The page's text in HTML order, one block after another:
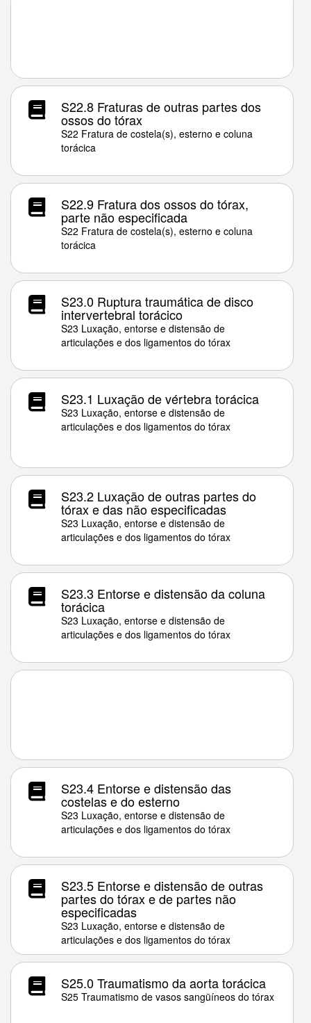
S22.8 Fraturas de outras partes dos
ossos do tórax
S22 Fratura de costela(s), esterno e coluna
torácica
S22.9 Fratura dos ossos do tórax,
parte não especificada
S22 Fratura de costela(s), esterno e coluna
torácica
S23.0 Ruptura traumática de disco
intervertebral torácico
S23 Luxação, entorse e distensão de
articulações e dos ligamentos do tórax
S23.1 Luxação de vértebra torácica
S23 Luxação, entorse e distensão de
articulações e dos ligamentos do tórax
S23.2 Luxação de outras partes do
tórax e das não especificadas
S23 Luxação, entorse e distensão de
articulações e dos ligamentos do tórax
S23.3 Entorse e distensão da coluna
torácica
S23 Luxação, entorse e distensão de
articulações e dos ligamentos do tórax
S23.4 Entorse e distensão das
costelas e do esterno
S23 Luxação, entorse e distensão de
articulações e dos ligamentos do tórax
S23.5 Entorse e distensão de outras
partes do tórax e de partes não
especificadas
S23 Luxação, entorse e distensão de
articulações e dos ligamentos do tórax
S25.0 Traumatismo da aorta torácica
S25 Traumatismo de vasos sangüíneos do tórax